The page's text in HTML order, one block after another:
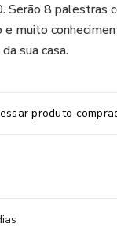
Serão 8 palestras
e muito
sua casa.
produto